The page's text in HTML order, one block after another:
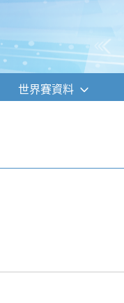
世界賽資料